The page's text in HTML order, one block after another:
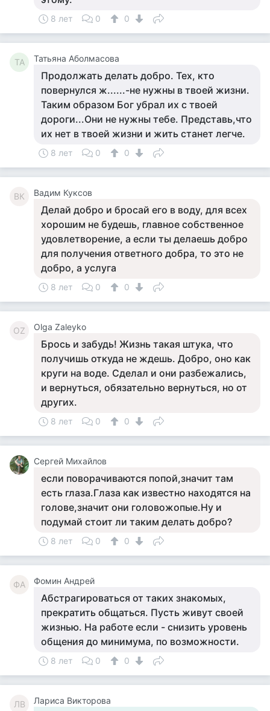
8 лет 0 0
ТА Татьяна Аболмасова
Продолжать делать добро. Тех, кто
повернулся ж......-не нужны в твоей жизни.
Таким образом Бог убрал их с твоей
дороги...Они не нужны тебе. Представь,что
их нет в твоей жизни и жить станет легче.
8 лет 0 0
ВК Вадим Куксов
Делай добро и бросай его в воду, для всех
хорошим не будешь, главное собственное
удовлетворение, а если ты делаешь добро
для получения ответного добра, то это не
добро, а услуга
8 лет 0 0
OZ Olga Zaleyko
Брось и забудь! Жизнь такая штука, что
получишь откуда не ждешь. Добро, оно как
круги на воде. Сделал и они разбежались,
и вернуться, обязательно вернуться, но от
других.
8 лет 0 0
Сергей Михайлов
если поворачиваются попой,значит там
есть глаза.Глаза как известно находятся на
голове,значит они головожопые.Ну и
подумай стоит ли таким делать добро?
8 лет 0 0
ФА Фомин Андрей
Абстрагироваться от таких знакомых,
прекратить общаться. Пусть живут своей
жизнью. На работе если - снизить уровень
общения до минимума, по возможности.
8 лет 0 0
ЛВ Лариса Викторова